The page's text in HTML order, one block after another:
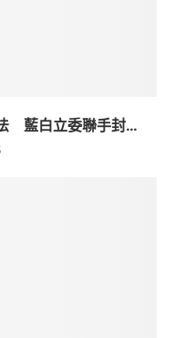
藍白立委聯手封...